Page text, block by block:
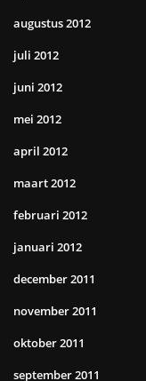
augustus 2012
juli 2012
juni 2012
mei 2012
april 2012
maart 2012
februari 2012
januari 2012
december 2011
november 2011
oktober 2011
september 2011